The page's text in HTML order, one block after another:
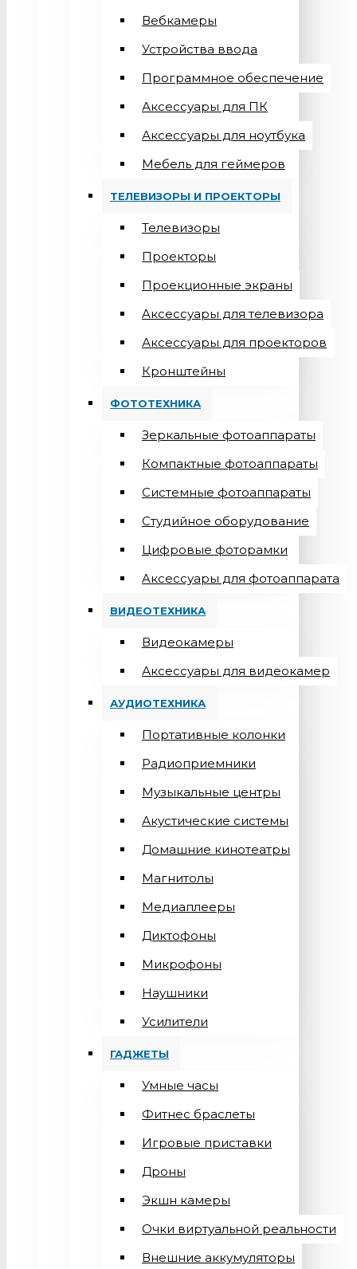
Вебкамеры
Устройства ввода
Программное обеспечение
Аксессуары для ПК
Аксессуары для ноутбука
Мебель для геймеров
ТЕЛЕВИЗОРЫ И ПРОЕКТОРЫ
Телевизоры
Проекторы
Проекционные экраны
Aксессуары для телевизора
Аксессуары для проекторов
Кронштейны
ФОТОТЕХНИКА
Зеркальные фотоаппараты
Компактные фотоаппараты
Системные фотоаппараты
Студийное оборудование
Цифровые фоторамки
Aксессуары для фотоаппарата
ВИДЕОТЕХНИКА
Видеокамеры
Аксессуары для видеокамер
АУДИОТЕХНИКА
Портативные колонки
Радиоприемники
Музыкальные центры
Акустические системы
Домашние кинотеатры
Магнитолы
Медиаплееры
Диктофоны
Микрофоны
Наушники
Усилители
ГАДЖЕТЫ
Умные часы
Фитнес браслеты
Игровые приставки
Дроны
Экшн камеры
Очки виртуальной реальности
Внешние аккумуляторы